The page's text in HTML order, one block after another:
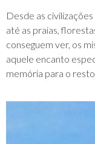
Desde as
até as praias,
conseguem ver, os
aquele encanto
memória para o